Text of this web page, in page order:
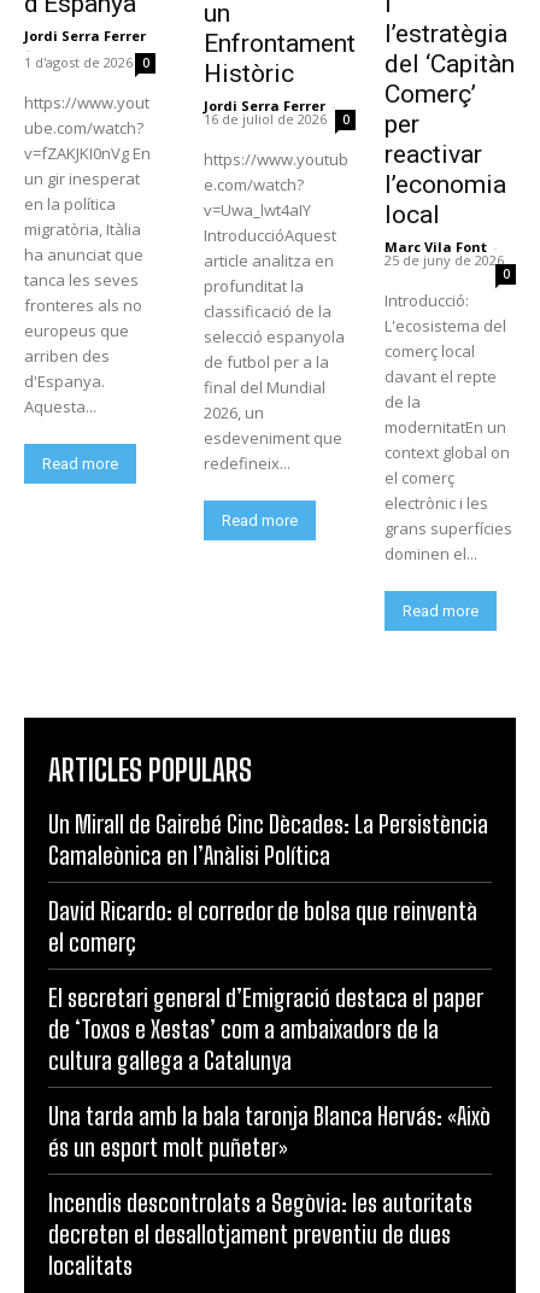
Jordi Serra Ferrer
-
1 d'agost de 2026 0
https://www.yout
ube.com/watch?
v=fZAKJKI0nVg En
un gir inesperat
en la política
migratòria, Itàlia
ha anunciat que
tanca les seves
fronteres als no
europeus que
arriben des
d'Espanya.
Aquesta...
Read more
un
Enfrontament
Històric
Jordi Serra Ferrer -
16 de juliol de 2026 0
https://www.youtub
e.com/watch?
v=Uwa_lwt4aIY
IntroduccióAquest
article analitza en
profunditat la
classificació de la
selecció espanyola
de futbol per a la
final del Mundial
2026, un
esdeveniment que
redefineix...
Read more
l’estratègia
del ‘Capitàn
Comerç’
per
reactivar
l’economia
local
Marc Vila Font -
25 de juny de 2026
0
Introducció:
L'ecosistema del
comerç local
davant el repte
de la
modernitatEn un
context global on
el comerç
electrònic i les
grans superfícies
dominen el...
Read more
ARTICLES POPULARS
Un Mirall de Gairebé Cinc Dècades: La Persistència
Camaleònica en l’Anàlisi Política
David Ricardo: el corredor de bolsa que reinventà
el comerç
El secretari general d’Emigració destaca el paper
de ‘Toxos e Xestas’ com a ambaixadors de la
cultura gallega a Catalunya
Una tarda amb la bala taronja Blanca Hervás: «Això
és un esport molt puñeter»
Incendis descontrolats a Segòvia: les autoritats
decreten el desallotjament preventiu de dues
localitats